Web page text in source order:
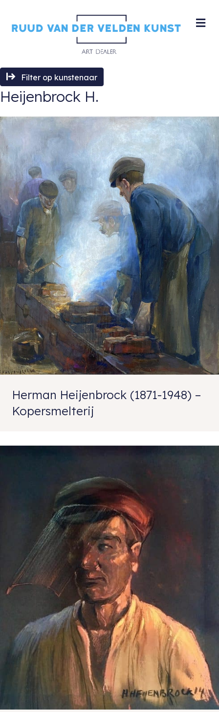
Filter op kunstenaar
Heijenbrock H.
Herman Heijenbrock (1871-1948) –
Kopersmelterij